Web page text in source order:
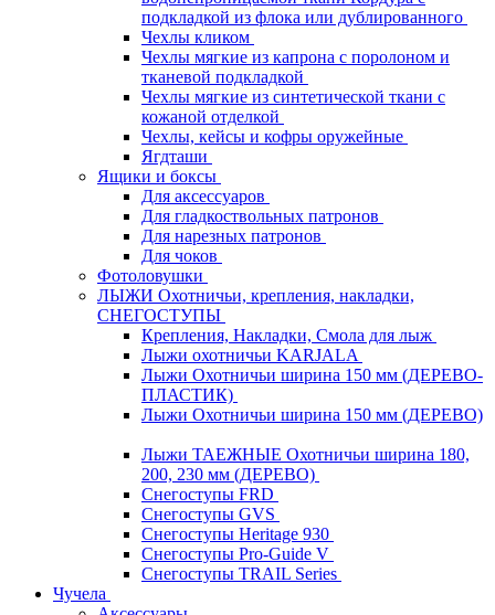
подкладкой из флока или дублированного
Чехлы кликом
Чехлы мягкие из капрона с поролоном и
тканевой подкладкой
Чехлы мягкие из синтетической ткани с
кожаной отделкой
Чехлы, кейсы и кофры оружейные
Ягдташи
Ящики и боксы
Для аксессуаров
Для гладкоствольных патронов
Для нарезных патронов
Для чоков
Фотоловушки
ЛЫЖИ Охотничьи, крепления, накладки,
СНЕГОСТУПЫ
Крепления, Накладки, Смола для лыж
Лыжи охотничьи KARJALA
Лыжи Охотничьи ширина 150 мм (ДЕРЕВО-
ПЛАСТИК)
Лыжи Охотничьи ширина 150 мм (ДЕРЕВО)
Лыжи ТАЕЖНЫЕ Охотничьи ширина 180,
200, 230 мм (ДЕРЕВО)
Снегоступы FRD
Снегоступы GVS
Снегоступы Heritage 930
Снегоступы Pro-Guide V
Снегоступы TRAIL Series
Чучела